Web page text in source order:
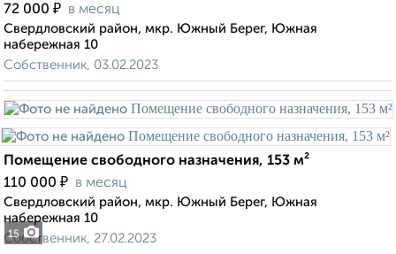
72 000 ₽ в месяц
Свердловский район, мкр. Южный Берег, Южная
набережная 10
Собственник, 03.02.2023
15
Помещение свободного назначения, 153 м²
110 000 ₽ в месяц
Свердловский район, мкр. Южный Берег, Южная
набережная 10
Собственник, 27.02.2023